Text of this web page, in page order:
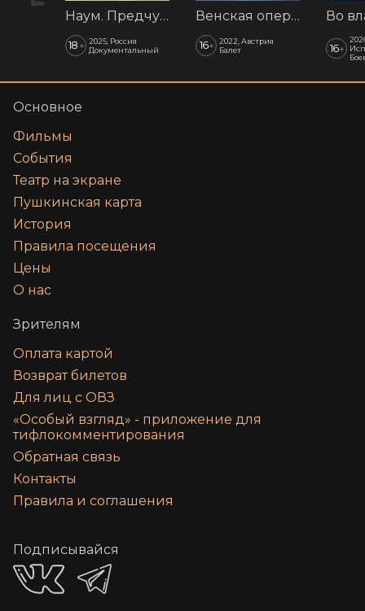
Наум. Предчувствия
18 + 2025, Россия
Документальный
Венская опера: Времена года
16+
2022, Австрия
Балет
16+
Основное
Фильмы
События
Театр на экране
Пушкинская карта
История
Правила посещения
Цены
О нас
Зрителям
Оплата картой
Возврат билетов
Для лиц с ОВЗ
«‎Особый взгляд» - приложение для
тифлокомментирования
Обратная связь
Контакты
Правила и соглашения
Подписывайся